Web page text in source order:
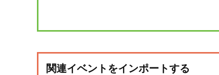
関連イベントをインポートする